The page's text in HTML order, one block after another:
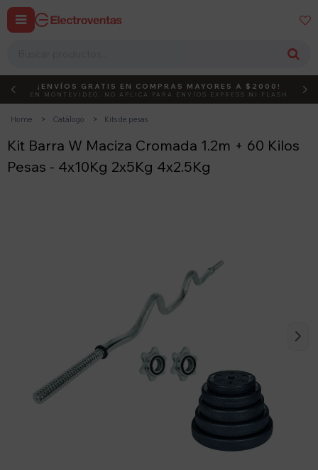
 
DEBUT ACTIVÁ EL CÓDIGO
¡ENVÍOS GRATIS EN COMPRAS MAYORES A $2000!
EN MONTEVIDEO, NO APLICA PARA ENVÍOS EXPRESS NI FLASH
Home Catálogo Kits de pesas
Kit Barra W Maciza Cromada 1.2m + 60 Kilos
Pesas - 4x10Kg 2x5Kg 4x2.5Kg